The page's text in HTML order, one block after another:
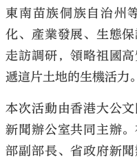
東南苗族侗族自治州
化、產業發展、生態
走訪調研，領略祖國
遞這片土地的生機活力。
本次活動由香港大公
新聞辦公室共同主辦
部副部長、省政府新